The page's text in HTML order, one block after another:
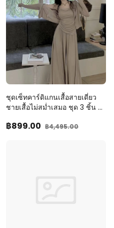
ชุดเซ็ทคาร์ดิแกนเสื้อสายเดี่ยว
ชายเสื้อไม่สม่ำเสมอ ชุด 3 ชิ้น ดู
฿899.00 ฿4,495.00